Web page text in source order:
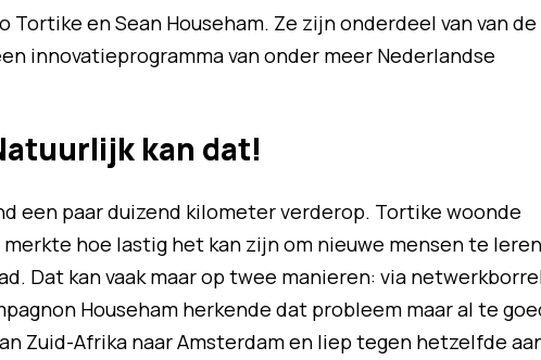
Tortike en Sean Househam. Ze zijn onderdeel van van de
innovatieprogramma van onder meer Nederlandse
kan dat!
een paar duizend kilometer verderop. Tortike woonde
hoe lastig het kan zijn om nieuwe mensen te leren
Dat kan vaak maar op twee manieren: via
Househam herkende dat probleem maar al te
Zuid-Afrika naar Amsterdam en liep tegen hetzelfde